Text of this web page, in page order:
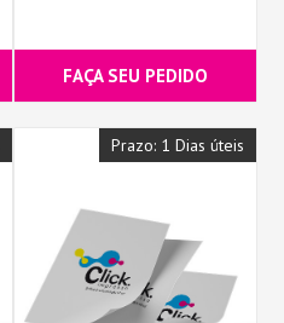
FAÇA SEU PEDIDO
Prazo: 1 Dias úteis